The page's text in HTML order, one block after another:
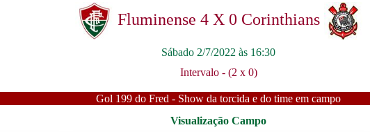
Fluminense 4 X 0 Corinthians
Sábado 2/7/2022 às 16:30
Intervalo - (2 x 0)
Gol 199 do Fred - Show da torcida e do time em campo